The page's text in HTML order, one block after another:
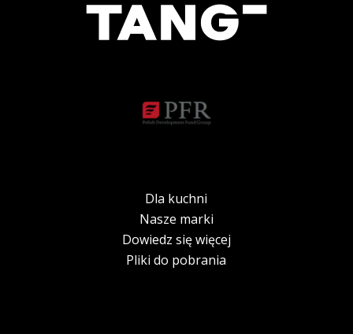
Dla kuchni
Nasze marki
Dowiedz się więcej
Pliki do pobrania